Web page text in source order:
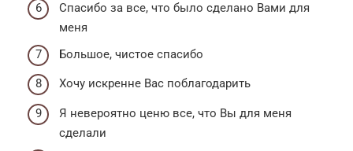
Спасибо за все, что было сделано Вами для
меня
Большое, чистое спасибо
Хочу искренне Вас поблагодарить
Я невероятно ценю все, что Вы для меня
сделали